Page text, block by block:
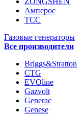
Амперос
ТСС
Газовые генераторы
Все производители
Briggs&Stratton
CTG
EVOline
Gazvolt
Generac
Genese